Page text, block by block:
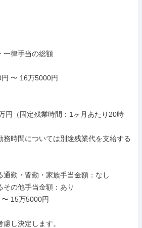
一律手当の総額
〜 16万5000円
円（固定残業時間：1ヶ月あたり20時
務時間については別途残業代を支給する
通勤・皆勤・家族手当金額：なし
の他手当金額：あり
15万5000円
し決定します。